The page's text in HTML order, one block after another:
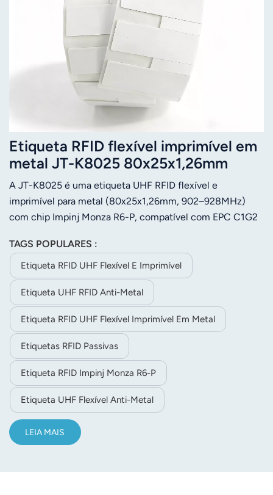
Etiqueta RFID flexível imprimível em
metal JT-K8025 80x25x1,26mm
860-960Mhz UHF Impinj Monza R6-P
A JT-K8025 é uma etiqueta UHF RFID flexível e
imprimível para metal (80x25x1,26mm, 902–928MHz)
com chip Impinj Monza R6-P, compatível com EPC C1G2
memória de usuário de 32 bits, superfície em PET branco,
forte adesão, ampla faixa de resistência à temperatura e
excelente imprimibilidade, ideal para rastreamento de
ativos, logística e gestão industrial.
TAGS POPULARES :
Etiqueta RFID UHF Flexível E Imprimível
Etiqueta UHF RFID Anti-Metal
Etiqueta RFID UHF Flexível Imprimível Em Metal
Etiquetas RFID Passivas
Etiqueta RFID Impinj Monza R6-P
Etiqueta UHF Flexível Anti-Metal
LEIA MAIS